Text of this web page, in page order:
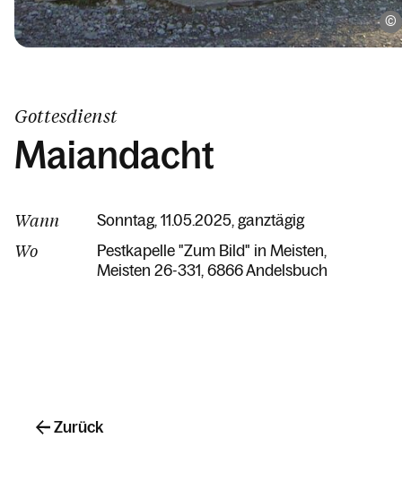
Gottesdienst
Maiandacht
Wann Sonntag, 11.05.2025, ganztägig
Wo
Pestkapelle "Zum Bild" in Meisten
Meisten 26-331 6866 Andelsbuch
Zurück